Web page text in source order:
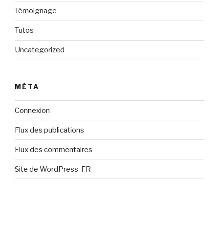
Témoignage
Tutos
Uncategorized
MÉTA
Connexion
Flux des publications
Flux des commentaires
Site de WordPress-FR